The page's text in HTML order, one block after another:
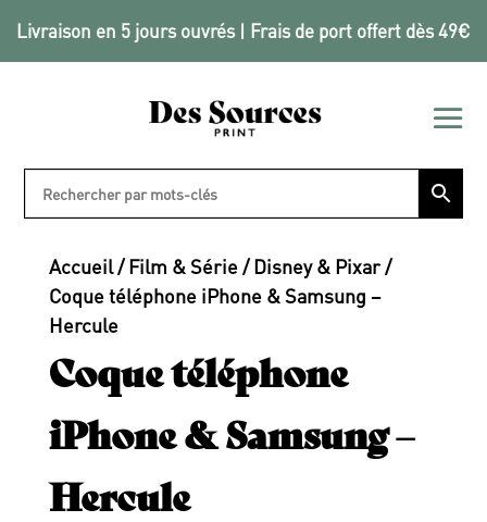
Livraison en 5 jours ouvrés | Frais de port offert dès 49€
Accueil/Film & Série/Disney & Pixar/
Coque téléphone iPhone & Samsung –
Hercule
Coque téléphone
iPhone & Samsung –
Hercule